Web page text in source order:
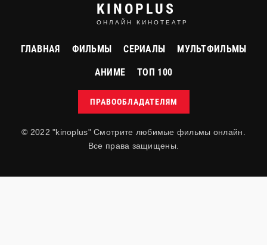
HD (720P) Новые приключения старой Кристин
KINOPLUS
ОНЛАЙН КИНОТЕАТР
ГЛАВНАЯ ФИЛЬМЫ СЕРИАЛЫ МУЛЬТФИЛЬМЫ
АНИМЕ ТОП 100
ПРАВООБЛАДАТЕЛЯМ
© 2022 "kinoplus" Смотрите любимые фильмы онлайн.
Все права защищены.